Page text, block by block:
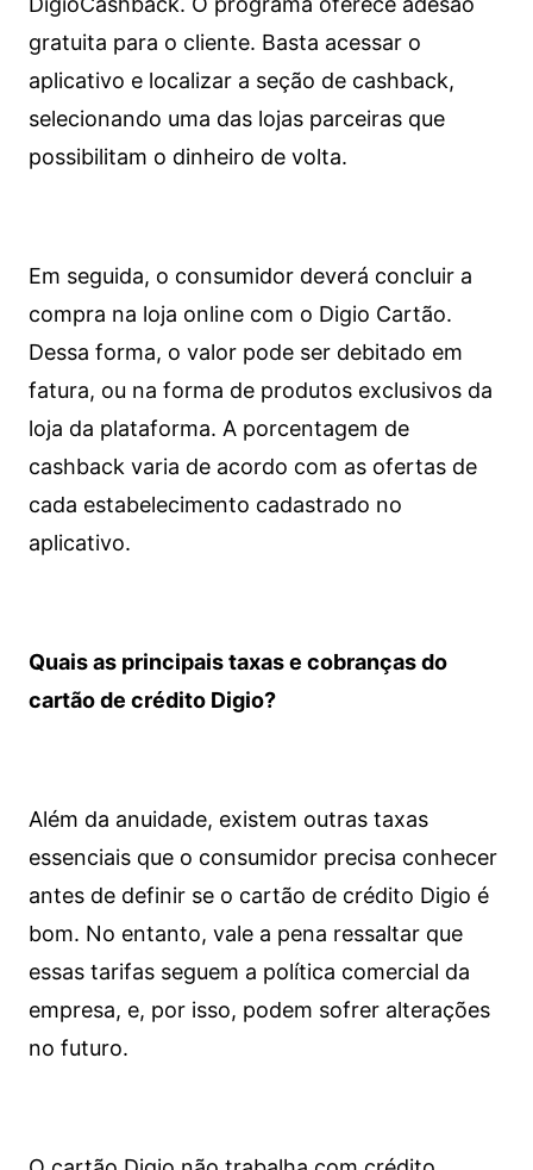
gratuita para o cliente. Basta acessar o
aplicativo e localizar a seção de cashback,
selecionando uma das lojas parceiras que
possibilitam o dinheiro de volta.
Em seguida, o consumidor deverá concluir a
compra na loja online com o Digio Cartão.
Dessa forma, o valor pode ser debitado em
fatura, ou na forma de produtos exclusivos da
loja da plataforma. A porcentagem de
cashback varia de acordo com as ofertas de
cada estabelecimento cadastrado no
aplicativo.
Quais as principais taxas e cobranças do
cartão de crédito Digio?
Além da anuidade, existem outras taxas
essenciais que o consumidor precisa conhecer
antes de definir se o cartão de crédito Digio é
bom. No entanto, vale a pena ressaltar que
essas tarifas seguem a política comercial da
empresa, e, por isso, podem sofrer alterações
no futuro.